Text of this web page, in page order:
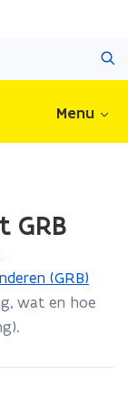
Menu
GRB
(GRB)
wat en hoe